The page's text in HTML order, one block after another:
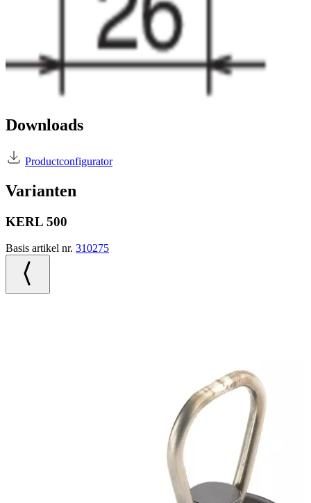
Downloads
Productconfigurator
Varianten
KERL 500
Basis artikel nr. 310275